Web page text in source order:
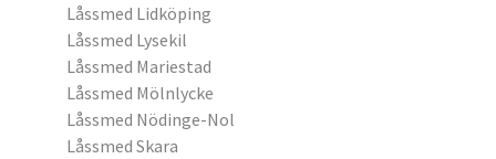
Låssmed Lidköping
Låssmed Lysekil
Låssmed Mariestad
Låssmed Mölnlycke
Låssmed Nödinge-Nol
Låssmed Skara